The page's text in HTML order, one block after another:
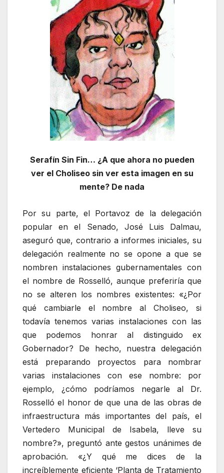
Serafín Sin Fin… ¿A que ahora no pueden
ver el Choliseo sin ver esta imagen en su
mente? De nada
Por su parte, el Portavoz de la delegación
popular en el Senado, José Luis Dalmau,
aseguró que, contrario a informes iniciales, su
delegación realmente no se opone a que se
nombren instalaciones gubernamentales con
el nombre de Rosselló, aunque preferiría que
no se alteren los nombres existentes: «¿Por
qué cambiarle el nombre al Choliseo, si
todavía tenemos varias instalaciones con las
que podemos honrar al distinguido ex
Gobernador? De hecho, nuestra delegación
está preparando proyectos para nombrar
varias instalaciones con ese nombre: por
ejemplo, ¿cómo podríamos negarle al Dr.
Rosselló el honor de que una de las obras de
infraestructura más importantes del país, el
Vertedero Municipal de Isabela, lleve su
nombre?», preguntó ante gestos unánimes de
aprobación. «¿Y qué me dices de la
increíblemente eficiente ‘Planta de Tratamiento